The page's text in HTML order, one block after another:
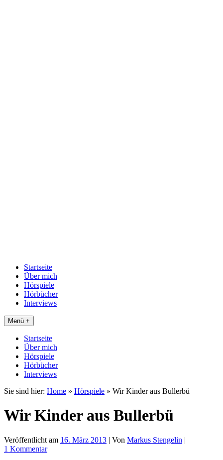
Startseite
Über mich
Hörspiele
Hörbücher
Interviews
Menü +
Startseite
Über mich
Hörspiele
Hörbücher
Interviews
Sie sind hier: Home » Hörspiele » Wir Kinder aus Bullerbü
Wir Kinder aus Bullerbü
Veröffentlicht am 16. März 2013 | Von Markus Stengelin |
1 Kommentar